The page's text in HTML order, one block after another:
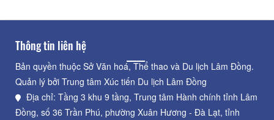
Thông tin liên hệ
Bản quyền thuộc Sở Văn hoá, Thể thao và Du lịch Lâm Đồng.
Quản lý bởi Trung tâm Xúc tiến Du lịch Lâm Đồng
Địa chỉ: Tầng 3 khu 9 tầng, Trung tâm Hành chính tỉnh Lâm
Đồng, số 36 Trần Phú, phường Xuân Hương - Đà Lạt, tỉnh